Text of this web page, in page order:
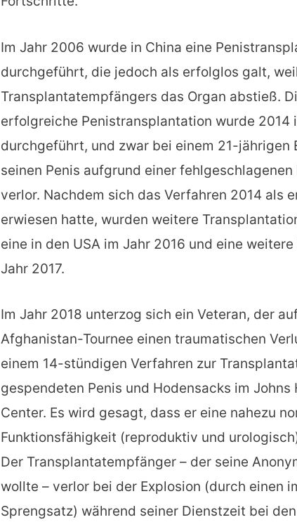
Im Jahr 2006 wurde in China eine
durchgeführt, die jedoch als erfolglos galt,
Transplantatempfängers das Organ abstieß.
erfolgreiche Penistransplantation wurde 2014
durchgeführt, und zwar bei einem 21-jährigen
seinen Penis aufgrund einer fehlgeschlagenen
verlor. Nachdem sich das Verfahren 2014 als
erwiesen hatte, wurden weitere
eine in den USA im Jahr 2016 und eine
Jahr 2017.
Im Jahr 2018 unterzog sich ein Veteran, der
Afghanistan-Tournee einen traumatischen
einem 14-stündigen Verfahren zur
gespendeten Penis und Hodensacks im Johns
Center. Es wird gesagt, dass er eine nahezu
Funktionsfähigkeit (reproduktiv und
Der Transplantatempfänger – der seine
wollte – verlor bei der Explosion (durch einen
Sprengsatz) während seiner Dienstzeit bei